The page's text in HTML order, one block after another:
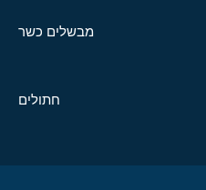
מבשלים כשר
חתולים